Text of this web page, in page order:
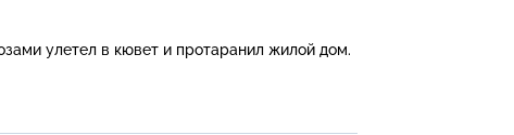
улетел в кювет и протаранил жилой дом.